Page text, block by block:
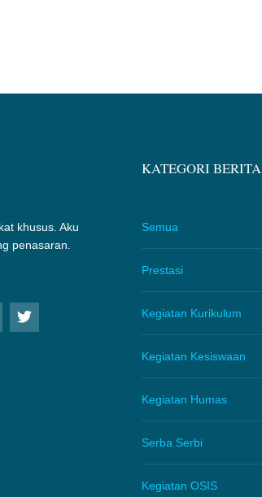
khusus. Aku
penasaran.
KATEGORI BERITA
Semua
Prestasi
Kegiatan Kurikulum
Kegiatan Kesiswaan
Kegiatan Humas
Serba Serbi
Kegiatan OSIS